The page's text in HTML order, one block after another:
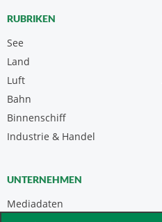
RUBRIKEN
See
Land
Luft
Bahn
Binnenschiff
Industrie & Handel
UNTERNEHMEN
Mediadaten